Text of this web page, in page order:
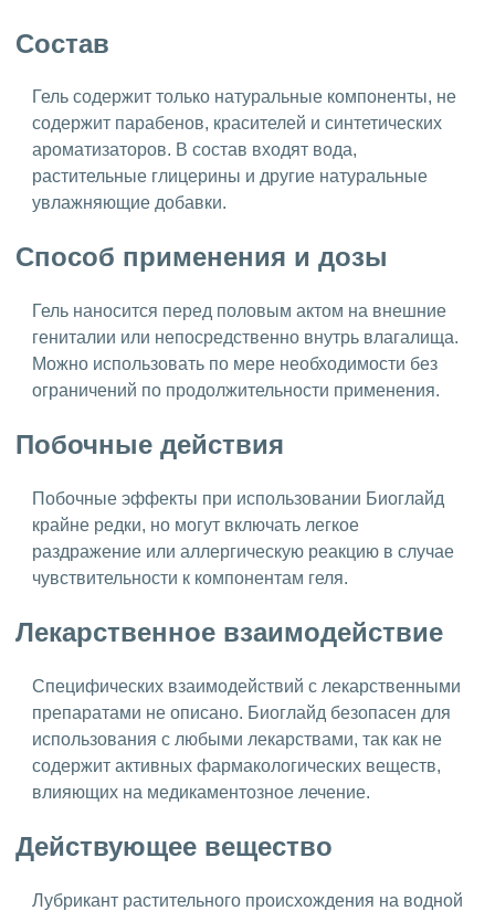
Состав
Гель содержит только натуральные компоненты, не
содержит парабенов, красителей и синтетических
ароматизаторов. В состав входят вода,
растительные глицерины и другие натуральные
увлажняющие добавки.
Способ применения и дозы
Гель наносится перед половым актом на внешние
гениталии или непосредственно внутрь влагалища.
Можно использовать по мере необходимости без
ограничений по продолжительности применения.
Побочные действия
Побочные эффекты при использовании Биоглайд
крайне редки, но могут включать легкое
раздражение или аллергическую реакцию в случае
чувствительности к компонентам геля.
Лекарственное взаимодействие
Специфических взаимодействий с лекарственными
препаратами не описано. Биоглайд безопасен для
использования с любыми лекарствами, так как не
содержит активных фармакологических веществ,
влияющих на медикаментозное лечение.
Действующее вещество
Лубрикант растительного происхождения на водной